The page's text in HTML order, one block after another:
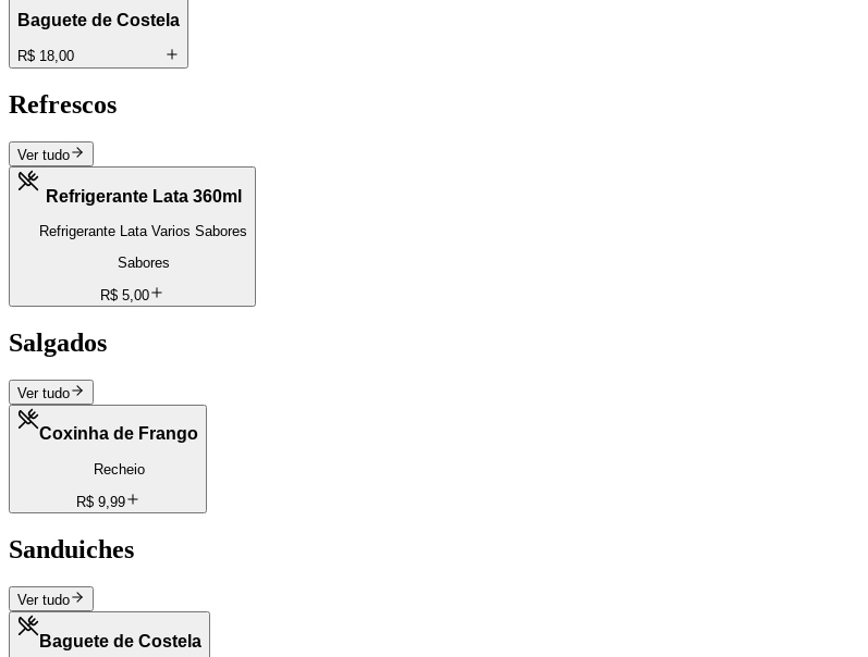
Baguete de Costela
R$ 18,00
Refrescos
Ver tudo
Refrigerante Lata 360ml
Refrigerante Lata Varios Sabores
Sabores
R$ 5,00
Salgados
Ver tudo
Coxinha de Frango
Recheio
R$ 9,99
Sanduiches
Ver tudo
Baguete de Costela